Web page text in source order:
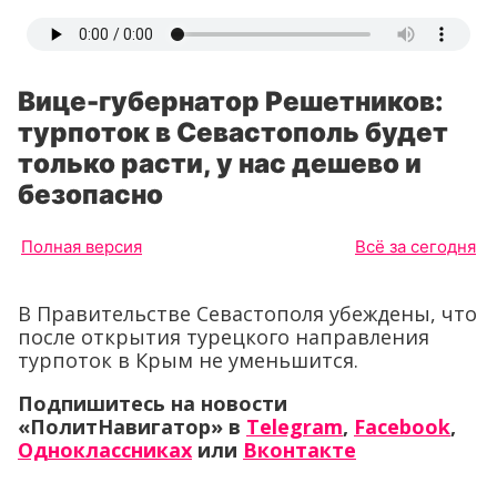
Вице-губернатор Решетников:
турпоток в Севастополь будет
только расти, у нас дешево и
безопасно
Полная версия Всё за сегодня
В Правительстве Севастополя убеждены, что
после открытия турецкого направления
турпоток в Крым не уменьшится.
Подпишитесь на новости
«ПолитНавигатор» в Telegram, Facebook,
Одноклассниках или Вконтакте